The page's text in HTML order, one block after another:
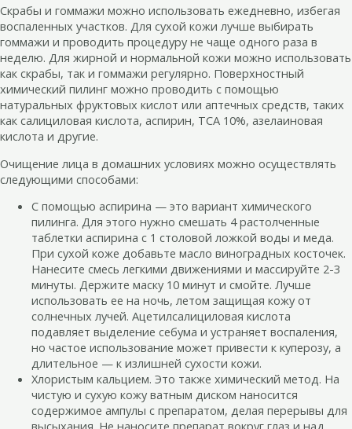
Скрабы и гоммажи можно использовать ежедневно, избегая
воспаленных участков. Для сухой кожи лучше выбирать
гоммажи и проводить процедуру не чаще одного раза в
неделю. Для жирной и нормальной кожи можно использовать
как скрабы, так и гоммажи регулярно. Поверхностный
химический пилинг можно проводить с помощью
натуральных фруктовых кислот или аптечных средств, таких
как салициловая кислота, аспирин, ТСА 10%, азелаиновая
кислота и другие.
Очищение лица в домашних условиях можно осуществлять
следующими способами:
С помощью аспирина — это вариант химического
пилинга. Для этого нужно смешать 4 растолченные
таблетки аспирина с 1 столовой ложкой воды и меда.
При сухой коже добавьте масло виноградных косточек.
Нанесите смесь легкими движениями и массируйте 2-3
минуты. Держите маску 10 минут и смойте. Лучше
использовать ее на ночь, летом защищая кожу от
солнечных лучей. Ацетилсалициловая кислота
подавляет выделение себума и устраняет воспаления,
но частое использование может привести к куперозу, а
длительное — к излишней сухости кожи.
Хлористым кальцием. Это также химический метод. На
чистую и сухую кожу ватным диском наносится
содержимое ампулы с препаратом, делая перерывы для